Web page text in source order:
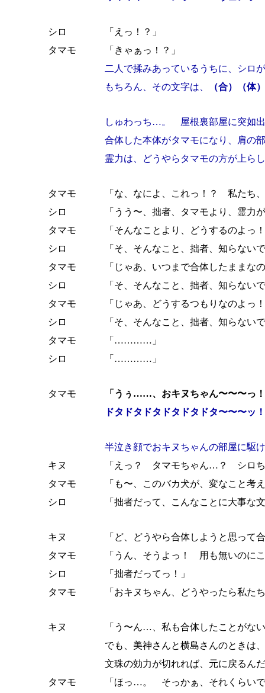
シロ
「えっ！？」
タマモ
「きゃぁっ！？」
二人で揉みあっているうちに、シロ
もちろん、その文字は、
（合）（体）
しゅわっち…。 屋根裏部屋に突如
合体した本体がタマモになり、肩の
霊力は、どうやらタマモの方が上ら
タマモ
「な、なによ、これっ！？ 私たち
シロ
「うう〜、拙者、タマモより、霊力
タマモ
「そんなことより、どうするのよ
シロ
「そ、そんなこと、拙者、知らない
タマモ
「じゃあ、いつまで合体したままな
シロ
「そ、そんなこと、拙者、知らない
タマモ
「じゃあ、どうするつもりなのよっ
シロ
「そ、そんなこと、拙者、知らない
タマモ
「…………」
シロ
「…………」
タマモ
「うぅ……、おキヌちゃん〜〜〜っ
ドタドタドタドタドタドタ〜〜〜ッ
半泣き顔でおキヌちゃんの部屋に駆
キヌ
「えっ？ タマモちゃん…？ シロ
タマモ
「も〜、このバカ犬が、変なこと
シロ
「拙者だって、こんなことに大事な
キヌ
「ど、どうやら合体しようと思っ
タマモ
「うん、そうよっ！ 用も無いのに
シロ
「拙者だってっ！」
タマモ
「おキヌちゃん、どうやったら私た
キヌ
「う〜ん…、私も合体したことがな
でも、美神さんと横島さんのときは
文珠の効力が切れれば、元に戻るん
タマモ
「ほっ…。 そっかぁ、それくらい